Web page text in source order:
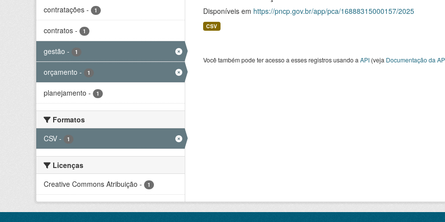
contratações - 1
contratos - 1
gestão - 1
orçamento - 1
planejamento - 1
Formatos
CSV - 1
Licenças
Creative Commons Atribuição - 1
Disponíveis em https://pncp.gov.br/app/pca/16888315000157/2025
CSV
Você também pode ter acesso a esses registros usando a API(veja Documentação da